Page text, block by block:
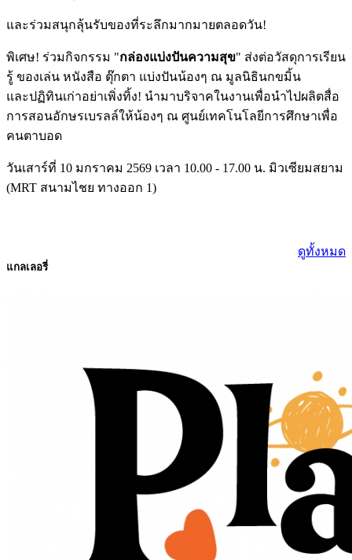
และร่วมสนุกลุ้นรับของที่ระลึกมากมายตลอดวัน!
พิเศษ! ร่วมกิจกรรม "กล่องแบ่งปันความสุข" ส่งต่อวัสดุการเรียน
รู้ ของเล่น หนังสือ ตุ๊กตา แบ่งปันน้องๆ ณ มูลนิธินกขมิ้น
และปฏิทินเก่าอย่าเพิ่งทิ้ง! นำมาบริจาคในงานเพื่อนำไปผลิตสื่อ
การสอนอักษรเบรลล์ให้น้องๆ ณ ศูนย์เทคโนโลยีการศึกษาเพื่อ
คนตาบอด
วันเสาร์ที่ 10 มกราคม 2569 เวลา 10.00 - 17.00 น. มิวเซียมสยาม
(MRT สนามไชย ทางออก 1)
แกลเลอรี่
ดูทั้งหมด